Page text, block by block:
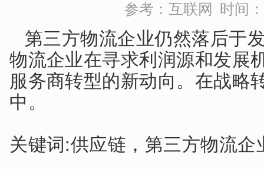
参考：互联网 时间
第三方物流企业仍然落后于
物流企业在寻求利润源和发展
服务商转型的新动向。在战略
中。
关键词:供应链，第三方物流